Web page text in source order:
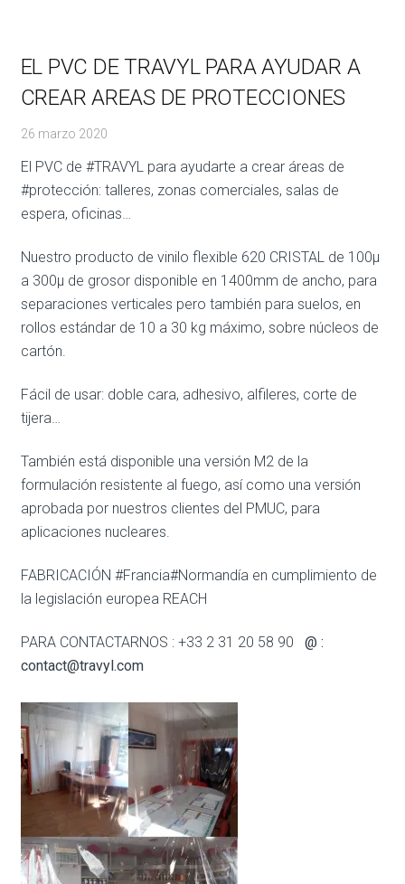
EL PVC DE TRAVYL PARA AYUDAR A
CREAR AREAS DE PROTECCIONES
26 marzo 2020
El PVC de #TRAVYL para ayudarte a crear áreas de
#protección: talleres, zonas comerciales, salas de
espera, oficinas…
Nuestro producto de vinilo flexible 620 CRISTAL de 100µ
a 300µ de grosor disponible en 1400mm de ancho, para
separaciones verticales pero también para suelos, en
rollos estándar de 10 a 30 kg máximo, sobre núcleos de
cartón.
Fácil de usar: doble cara, adhesivo, alfileres, corte de
tijera…
También está disponible una versión M2 de la
formulación resistente al fuego, así como una versión
aprobada por nuestros clientes del PMUC, para
aplicaciones nucleares.
FABRICACIÓN #Francia#Normandía en cumplimiento de
la legislación europea REACH
PARA CONTACTARNOS : +33 2 31 20 58 90 @ :
contact@travyl.com